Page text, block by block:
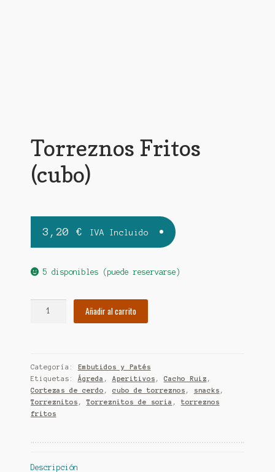
Torreznos Fritos
(cubo)
3,20 € IVA Incluido
5 disponibles (puede reservarse)
Añadir al carrito
Categoría:
Embutidos y Patés
Etiquetas: Ágreda , Aperitivos , Cacho Ruiz ,
Cortezas de cerdo , cubo de torreznos , snacks ,
Torreznitos ,Torreznitos de soria , torreznos
fritos
Descripción